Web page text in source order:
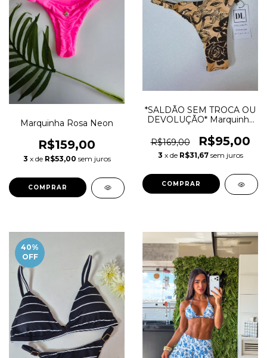
Marquinha Rosa Neon
R$159,00
3 x de R$53,00 sem juros
COMPRAR
*SALDÃO SEM TROCA OU
DEVOLUÇÃO* Marquinha
R$169,00
R$95,00
3 x de R$31,67 sem juros
COMPRAR
40%
OFF